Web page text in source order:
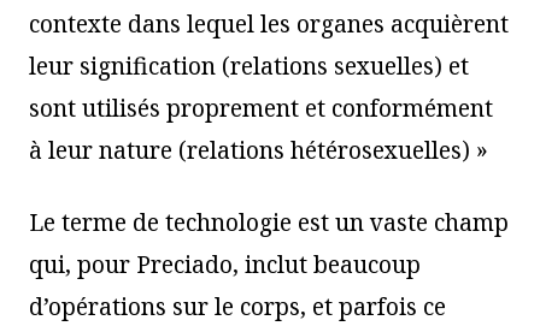
contexte dans lequel les organes acquièrent
leur signification (relations sexuelles) et
sont utilisés proprement et conformément
à leur nature (relations hétérosexuelles) »
Le terme de technologie est un vaste champ
qui, pour Preciado, inclut beaucoup
d’opérations sur le corps, et parfois ce